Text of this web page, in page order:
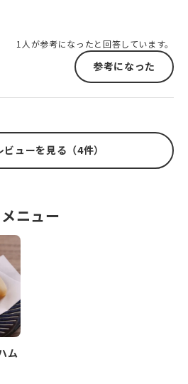
1人が参考になったと回答しています。
参考になった
ビューを見る（4件）
ニュー
ム